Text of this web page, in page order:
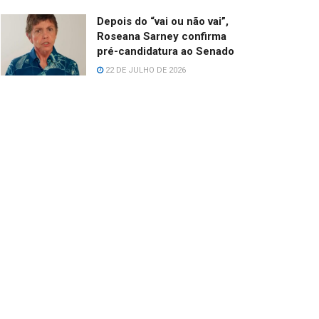
Depois do “vai ou não vai”,
Roseana Sarney confirma
pré-candidatura ao Senado
22 DE JULHO DE 2026